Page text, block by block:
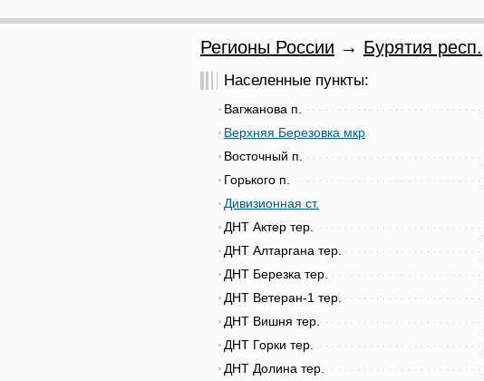
Регионы России → Бурятия респ.
Населенные пункты:
Вагжанова п.
Верхняя Березовка мкр
Восточный п.
Горького п.
Дивизионная ст.
ДНТ Актер тер.
ДНТ Алтаргана тер.
ДНТ Березка тер.
ДНТ Ветеран-1 тер.
ДНТ Вишня тер.
ДНТ Горки тер.
ДНТ Долина тер.